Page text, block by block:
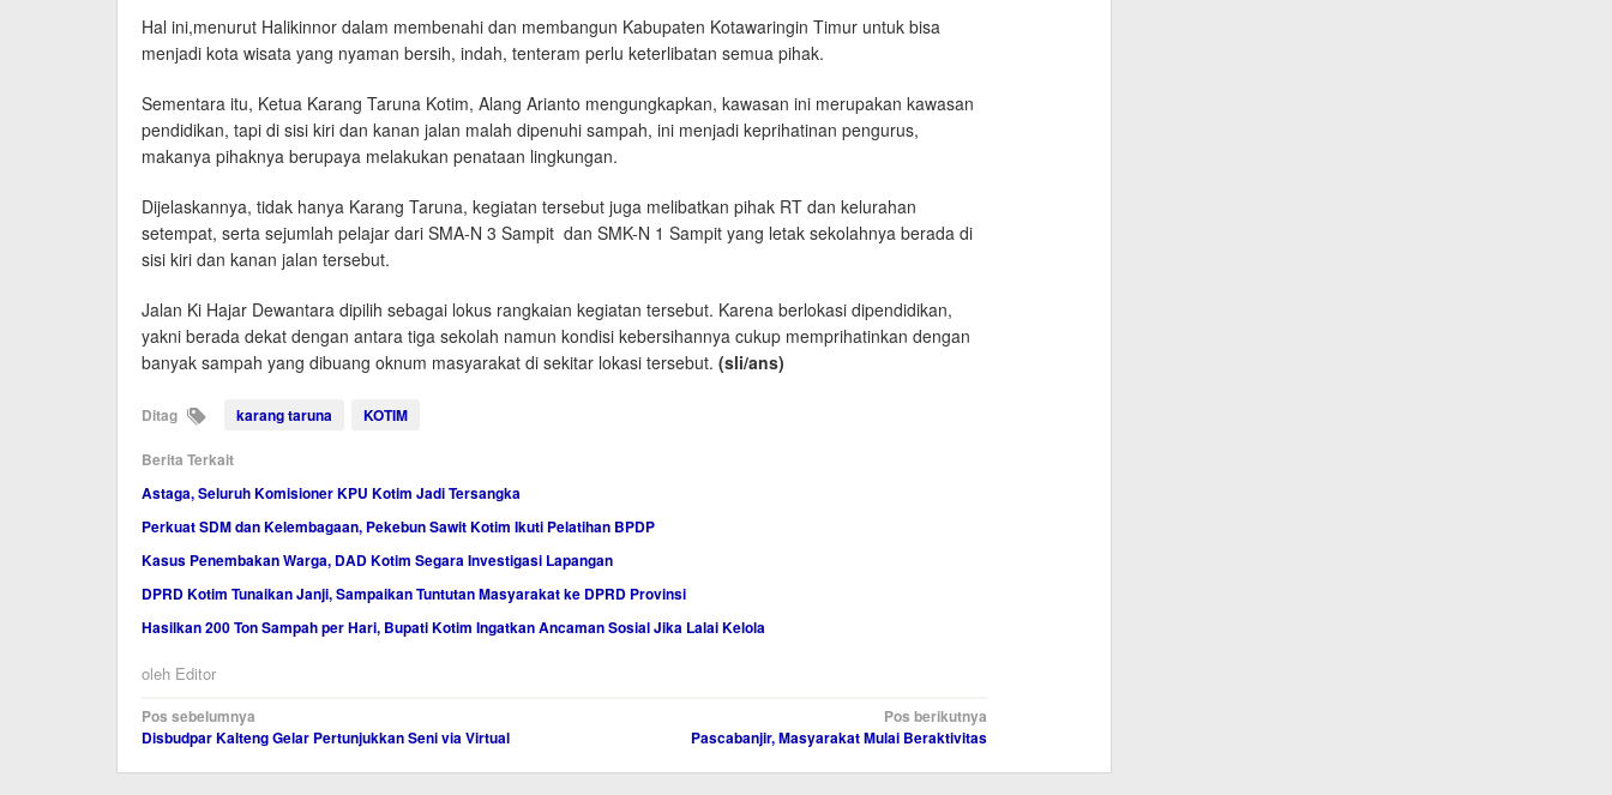
Hal ini,menurut Halikinnor dalam membenahi dan membangun Kabupaten Kotawaringin Timur untuk bisa
menjadi kota wisata yang nyaman bersih, indah, tenteram perlu keterlibatan semua pihak.
Sementara itu, Ketua Karang Taruna Kotim, Alang Arianto mengungkapkan, kawasan ini merupakan kawasan
pendidikan, tapi di sisi kiri dan kanan jalan malah dipenuhi sampah, ini menjadi keprihatinan pengurus,
makanya pihaknya berupaya melakukan penataan lingkungan.
Dijelaskannya, tidak hanya Karang Taruna, kegiatan tersebut juga melibatkan pihak RT dan kelurahan
setempat, serta sejumlah pelajar dari SMA-N 3 Sampit dan SMK-N 1 Sampit yang letak sekolahnya berada di
sisi kiri dan kanan jalan tersebut.
Jalan Ki Hajar Dewantara dipilih sebagai lokus rangkaian kegiatan tersebut. Karena berlokasi dipendidikan,
yakni berada dekat dengan antara tiga sekolah namun kondisi kebersihannya cukup memprihatinkan dengan
banyak sampah yang dibuang oknum masyarakat di sekitar lokasi tersebut. (sli/ans)
Ditag karang taruna KOTIM
Berita Terkait
Astaga, Seluruh Komisioner KPU Kotim Jadi Tersangka
Perkuat SDM dan Kelembagaan, Pekebun Sawit Kotim Ikuti Pelatihan BPDP
Kasus Penembakan Warga, DAD Kotim Segara Investigasi Lapangan
DPRD Kotim Tunaikan Janji, Sampaikan Tuntutan Masyarakat ke DPRD Provinsi
Hasilkan 200 Ton Sampah per Hari, Bupati Kotim Ingatkan Ancaman Sosial Jika Lalai Kelola
oleh Editor
Navigasi
pos
Pos sebelumnya
Disbudpar Kalteng Gelar Pertunjukkan Seni via Virtual
Pos berikutnya
Pascabanjir, Masyarakat Mulai Beraktivitas